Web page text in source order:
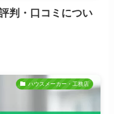
判・口コミについ
ハウスメーカー・工務店